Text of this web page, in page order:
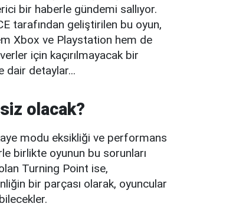
bir haberle gündemi sallıyor.
tarafından geliştirilen bu oyun,
Xbox ve Playstation hem de
için kaçırılmayacak bir
dair detaylar...
olacak?
modu eksikliği ve performans
birlikte oyunun bu sorunları
Turning Point ise,
bir parçası olarak, oyuncular